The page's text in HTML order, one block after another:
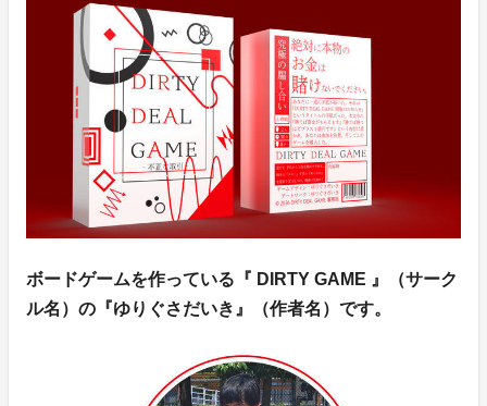
ボードゲームを作っている『 DIRTY GAME 』（サーク
ル名）の『ゆりぐさだいき』（作者名）です。